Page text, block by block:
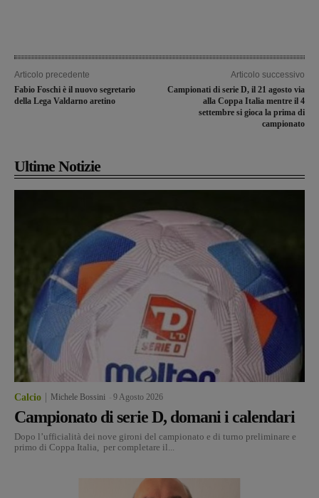
Articolo precedente
Fabio Foschi è il nuovo segretario
della Lega Valdarno aretino
Articolo successivo
Campionati di serie D, il 21 agosto via
alla Coppa Italia mentre il 4
settembre si gioca la prima di
campionato
Ultime Notizie
Calcio Michele Bossini 9 Agosto 2026
Campionato di serie D, domani i calendari
Dopo l’ufficialità dei nove gironi del campionato e di turno preliminare e
primo di Coppa Italia, per completare il...